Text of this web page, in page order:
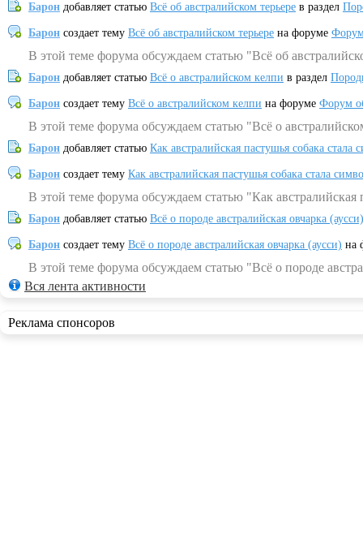
Барон добавляет статью Всё об австралийском терьере в раздел
Барон создает тему Всё об австралийском терьере на форуме
В этой теме форума обсуждаем статью "Всё об
Барон добавляет статью Всё о австралийском келпи в раздел
Барон создает тему Всё о австралийском келпи на форуме Форум
В этой теме форума обсуждаем статью "Всё о
Барон добавляет статью Как австралийская пастушья собака
Барон создает тему Как австралийская пастушья собака стала
В этой теме форума обсуждаем статью "Как
Барон добавляет статью Всё о породе австралийская овчарка (аусси)
Барон создает тему Всё о породе австралийская овчарка (аусси) на
В этой теме форума обсуждаем статью "Всё о породе
Вся лента активности
Реклама спонсоров